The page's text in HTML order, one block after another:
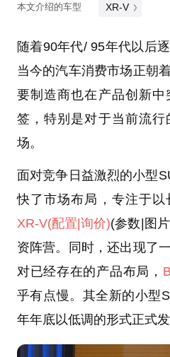
本文介绍的车型 XR-V
随着90年代/ 95年代以后
当今的汽车消费市场正朝
要制造商也在产品创新
签，特别是对于当前流
场。
面对竞争日益激烈的小型
快了市场布局，专注于
XR-V(配置|询价)(参数|图
资阵营。同时，还出现了
对已经存在的产品布局，
乎有点慢。其全新的小型
年年底以低调的形式正式发